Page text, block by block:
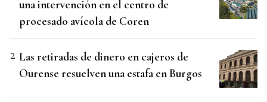
una intervención en el centro de
procesado avícola de Coren
Las retiradas de dinero en cajeros de
Ourense resuelven una estafa en Burgos